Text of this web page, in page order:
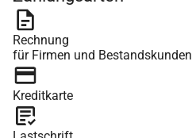
Rechnung
für Firmen und Bestandskunden
Kreditkarte